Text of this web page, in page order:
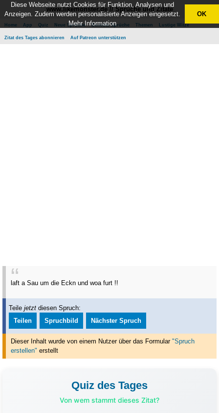
www.likemonster.de // Sprüche und Zitate
Home App Quiz Neue Sprüche Beliebte Sprüche Themen Lustige Witze
Zitat des Tages abonnieren Auf Patreon unterstützen
laft a Sau um die Eckn und woa furt !!
Teilejetzt diesen Spruch:
Teilen
Spruchbild Nächster Spruch
Dieser Inhalt wurde von einem Nutzer über das Formular "Spruch
erstellen" erstellt
Quiz des Tages
Von wem stammt dieses Zitat?
Diese Webseite nutzt Cookies für Funktion, Analysen und
Anzeigen. Zudem werden personalisierte Anzeigen eingesetzt.
Mehr Information
OK